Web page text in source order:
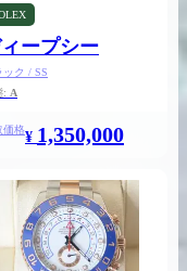
ープシー
ック / SS
: A
価格¥ 1,350,000